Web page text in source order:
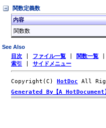
関数定義数
内容
関数数
See Also
目次 ファイル一覧 関数一覧
索引
サイドメニュー
Copyright(C) HotDoc All
Generated By【A